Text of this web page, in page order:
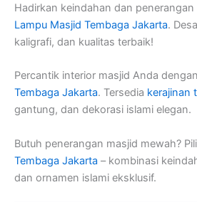
Hadirkan keindahan dan
Lampu Masjid Tembaga Jakarta.
kaligrafi, dan kualitas terbaik!
Percantik interior masjid Anda dengan
Tembaga Jakarta. Tersedia kerajinan
gantung, dan dekorasi islami elegan.
Butuh penerangan masjid mewah?
Tembaga Jakarta – kombinasi
dan ornamen islami eksklusif.